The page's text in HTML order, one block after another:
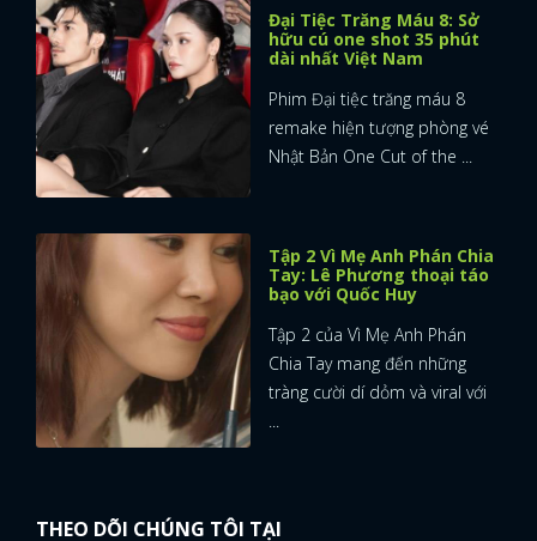
Đại Tiệc Trăng Máu 8: Sở
hữu cú one shot 35 phút
dài nhất Việt Nam
Phim Đại tiệc trăng máu 8
remake hiện tượng phòng vé
Nhật Bản One Cut of the ...
Tập 2 Vì Mẹ Anh Phán Chia
Tay: Lê Phương thoại táo
bạo với Quốc Huy
Tập 2 của Vì Mẹ Anh Phán
Chia Tay mang đến những
tràng cười dí dỏm và viral với
...
THEO DÕI CHÚNG TÔI TẠI